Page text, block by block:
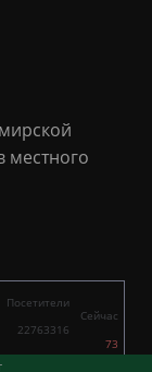
местного
Посетители
22763316
11662
Сейчас
73